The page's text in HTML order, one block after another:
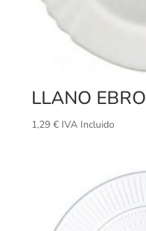
LLANO EBRO
1,29 € IVA Incluido